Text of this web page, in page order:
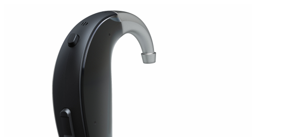
Signia hoortoestellenSignia Pure BCT IX Signia Silk IX
Hoortoestelbatterijen
Widex filters Domes
Signia Active Mini IX - Oplaadbaar
De Signia Active Mini IX is het nieuwste hoortoestel van Signia.